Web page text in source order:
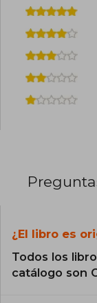
¿El libro es
Todos los
catálogo son